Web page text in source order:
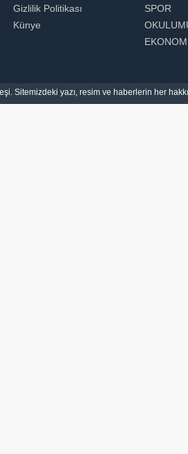
Gizlilik Politikası
Künye
SPOR
Sitemizdeki yazı, resim ve haberlerin her